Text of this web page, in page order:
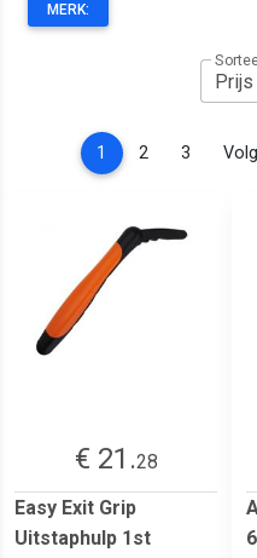
MERK:
1 (current)
2 3
€ 21.28
Easy Exit Grip
Uitstaphulp 1st